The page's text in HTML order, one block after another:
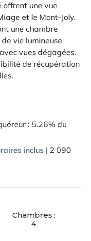
une vue
et le Mont-Joly.
une chambre
vie lumineuse
vues dégagées.
de récupération
: 5.26% du
inclus | 2 090
Chambres :
4